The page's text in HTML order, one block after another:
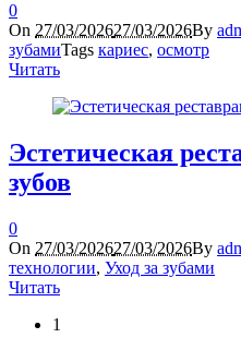
0
On 27/03/202627/03/2026By
зубамиTags кариес, осмотр
Читать
Эстетическая
зубов
0
On 27/03/202627/03/2026By
технологии, Уход за зубами
Читать
1